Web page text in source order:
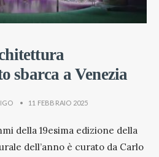
sbarca a Venezia
• 11 FEBBRAIO 2025
della 19esima edizione della
dell’anno è curato da Carlo